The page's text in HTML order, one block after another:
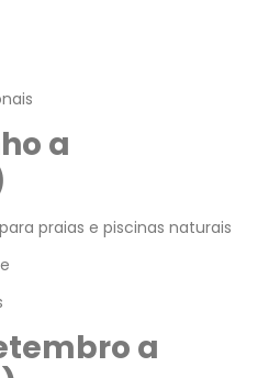
a
praias e piscinas naturais
a